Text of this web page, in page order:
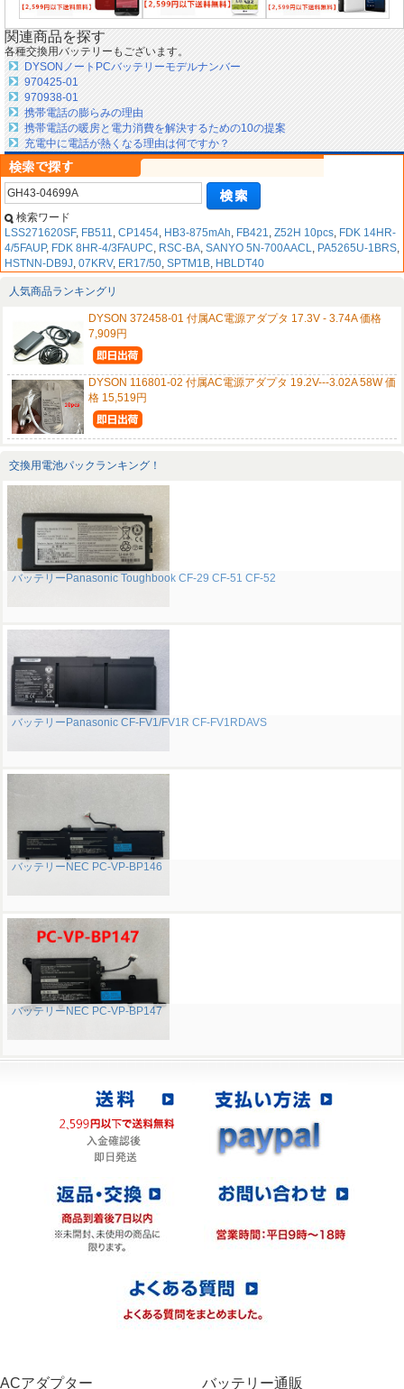
関連商品を探す
各種交換用バッテリーもございます。
DYSONノートPCバッテリーモデルナンバー
970425-01
970938-01
携帯電話の膨らみの理由
携帯電話の暖房と電力消費を解決するための10の提案
充電中に電話が熱くなる理由は何ですか？
検索ワード
LSS271620SF, FB511, CP1454, HB3-875mAh, FB421, Z52H 10pcs, FDK 14HR-
4/5FAUP, FDK 8HR-4/3FAUPC, RSC-BA, SANYO 5N-700AACL, PA5265U-1BRS,
HSTNN-DB9J, 07KRV, ER17/50, SPTM1B, HBLDT40
人気商品ランキングリ
DYSON 372458-01 付属AC電源アダプタ 17.3V - 3.74A 価格
7,909円
DYSON 116801-02 付属AC電源アダプタ 19.2V---3.02A 58W 価
格 15,519円
交換用電池パックランキング！
バッテリーPanasonic Toughbook CF-29 CF-51 CF-52
バッテリーPanasonic CF-FV1/FV1R CF-FV1RDAVS
バッテリーNEC PC-VP-BP146
バッテリーNEC PC-VP-BP147
ACアダプター バッテリー通販